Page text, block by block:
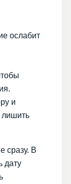
ослабит
и
сразу. В
дату